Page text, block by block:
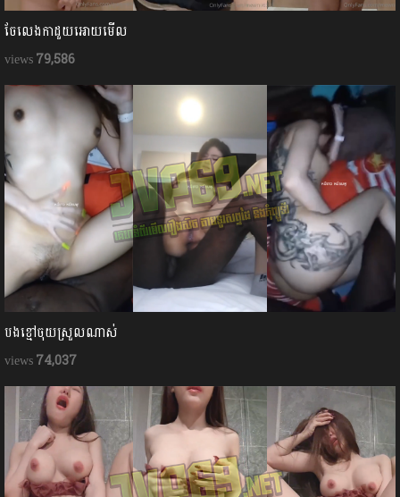
ចែលេងកាដួយអោយមើល
79,586
បងខ្មៅចុយស្រួលណាស់
74,037